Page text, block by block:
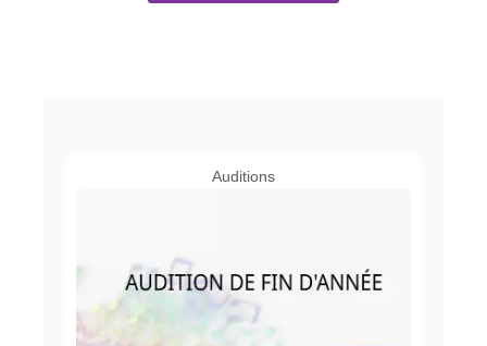
Auditions